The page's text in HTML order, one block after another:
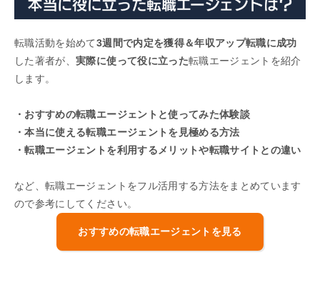
転職活動を始めて3週間で内定を獲得＆年収アップ転職に成功
した著者が、実際に使って役に立った転職エージェントを紹介
します。
・おすすめの転職エージェントと使ってみた体験談
・本当に使える転職エージェントを見極める方法
・転職エージェントを利用するメリットや転職サイトとの違い
など、転職エージェントをフル活用する方法をまとめています
ので参考にしてください。
おすすめの転職エージェントを見る